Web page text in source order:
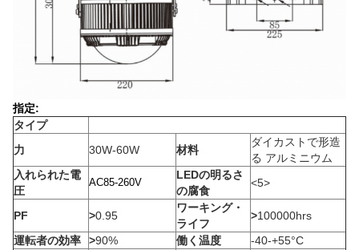
指定:
タイプ
力
30W-60W 材料
ダイカストで形造
る アルミニウム
入れられた電
圧
AC85-260V
LEDの明るさ
の腐食
<5>
PF >0.95
ワーキング・
ライフ
>100000hrs
運転者の効率
>90% 働く温度
-40-+55°C